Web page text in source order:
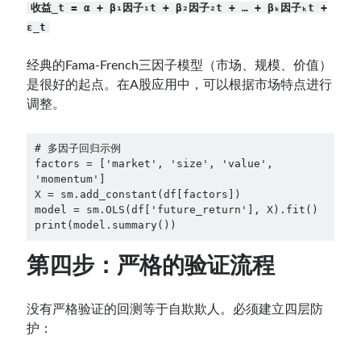
收益_t = α + β₁因子₁t + β₂因子₂t + … + βₖ因子ₖt +
ε_t
经典的Fama-French三因子模型（市场、规模、价值）
是很好的起点。在A股应用中，可以根据市场特点进行
调整。
# 多因子回归示例
factors = ['market', 'size', 'value',
'momentum']
X = sm.add_constant(df[factors])
model = sm.OLS(df['future_return'], X).fit()
print(model.summary())
第四步：严格的验证流程
没有严格验证的回测等于自欺欺人。必须建立四层防
护：